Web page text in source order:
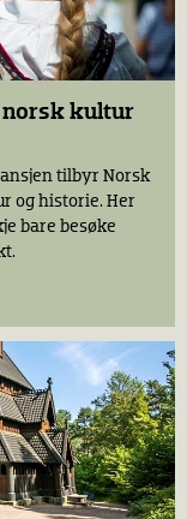
norsk kultur
tilbyr Norsk
og historie. Her
bare besøke